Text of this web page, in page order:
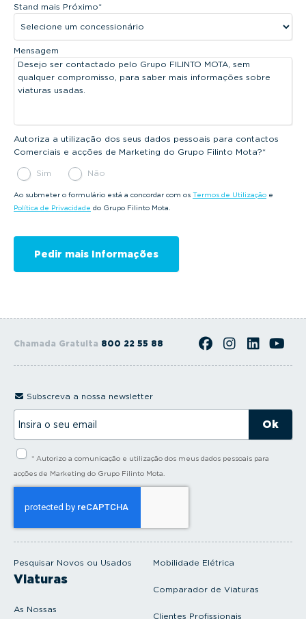
Stand mais Próximo*
Mensagem
Autoriza a utilização dos seus dados pessoais para contactos
Comerciais e acções de Marketing do Grupo Filinto Mota?*
Sim Não
Ao submeter o formulário está a concordar com os Termos de Utilização e
Política de Privacidade do Grupo Filinto Mota.
Chamada Gratuita 800 22 55 88
Pesquisar Novos ou Usados
Viaturas
As Nossas
Mobilidade Elétrica
Comparador de Viaturas
Clientes Profissionais
Subscreva a nossa newsletter
s
l
* Autorizo a comunicação e utilização dos meus dados pessoais para
acções de Marketing do Grupo Filinto Mota.